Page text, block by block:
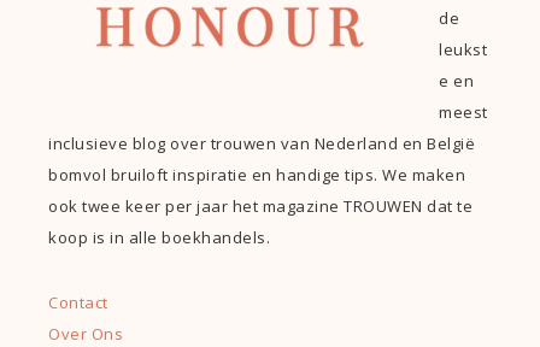
de
leukst
e en
meest
inclusieve blog over trouwen van Nederland en België
bomvol bruiloft inspiratie en handige tips. We maken
ook twee keer per jaar het magazine TROUWEN dat te
koop is in alle boekhandels.
Contact
Over Ons